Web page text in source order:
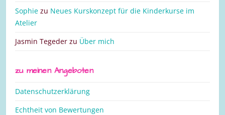
Sophie zu Neues Kurskonzept für die Kinderkurse im
Atelier
Jasmin Tegeder zu Über mich
zu meinen Angeboten
Datenschutzerklärung
Echtheit von Bewertungen